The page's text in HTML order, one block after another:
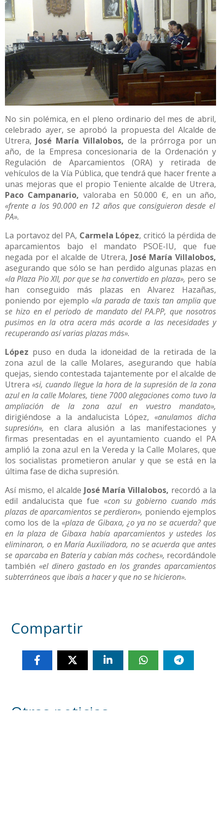
No sin polémica, en el pleno ordinario del mes de abril,
celebrado ayer, se aprobó la propuesta del Alcalde de
Utrera, José María Villalobos, de la prórroga por un
año, de la Empresa concesionaria de la Ordenación y
Regulación de Aparcamientos (ORA) y retirada de
vehículos de la Vía Pública, que tendrá que hacer frente a
unas mejoras que el propio Teniente alcalde de Utrera,
Paco Campanario, valoraba en 50.000 €, en un año,
«frente a los 90.000 en 12 años que consiguieron desde el
PA».
La portavoz del PA, Carmela López, criticó la pérdida de
aparcamientos bajo el mandato PSOE-IU, que fue
negada por el alcalde de Utrera, José María Villalobos,
asegurando que sólo se han perdido algunas plazas en
«la Plaza Pio XII, por que se ha convertido en plaza», pero se
han conseguido más plazas en Alvarez Hazañas,
poniendo por ejemplo «la parada de taxis tan amplia que
se hizo en el periodo de mandato del PA.PP, que nosotros
pusimos en la otra acera más acorde a las necesidades y
recuperando así varias plazas más».
López puso en duda la idoneidad de la retirada de la
zona azul de la calle Molares, asegurando que había
quejas, siendo contestada tajantemente por el alcalde de
Utrera «si, cuando llegue la hora de la supresión de la zona
azul en la calle Molares, tiene 7000 alegaciones como tuvo la
ampliación de la zona azul en vuestro mandato»,
dirigiéndose a la andalucista López, «anulamos dicha
supresión», en clara alusión a las manifestaciones y
firmas presentadas en el ayuntamiento cuando el PA
amplió la zona azul en la Vereda y la Calle Molares, que
los socialistas prometieron anular y que se está en la
última fase de dicha supresión.
Así mismo, el alcalde José María Villalobos, recordó a la
edil andalucista que fue «con su gobierno cuando más
plazas de aparcamientos se perdieron», poniendo ejemplos
como los de la «plaza de Gibaxa, ¿o ya no se acuerda? que
en la plaza de Gibaxa había aparcamientos y ustedes los
eliminaron, o en María Auxiliadora, no se acuerda que antes
se aparcaba en Batería y cabían más coches», recordándole
también «el dinero gastado en los grandes aparcamientos
subterráneos que ibais a hacer y que no se hicieron».
Compartir
Otras noticias